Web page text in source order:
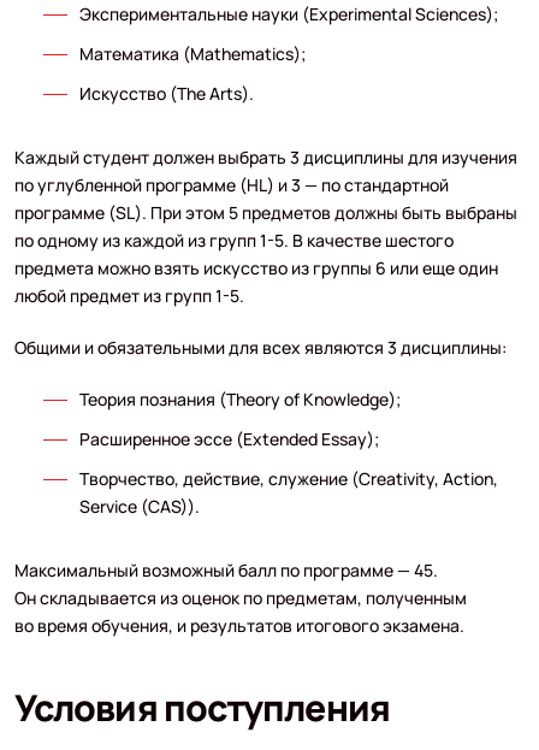
Экспериментальные науки (Experimental Sciences);
Математика (Mathematics);
Искусство (The Arts).
Каждый студент должен выбрать 3 дисциплины для изучения
по углубленной программе (HL) и 3 — по стандартной
программе (SL). При этом 5 предметов должны быть выбраны
по одному из каждой из групп 1-5. В качестве шестого
предмета можно взять искусство из группы 6 или еще один
любой предмет из групп 1-5.
Общими и обязательными для всех являются 3 дисциплины:
Теория познания (Theory of Knowledge);
Расширенное эссе (Extended Essay);
Творчество, действие, служение (Creativity, Action,
Service (CAS)).
Максимальный возможный балл по программе — 45.
Он складывается из оценок по предметам, полученным
во время обучения, и результатов итогового экзамена.
Условия поступления